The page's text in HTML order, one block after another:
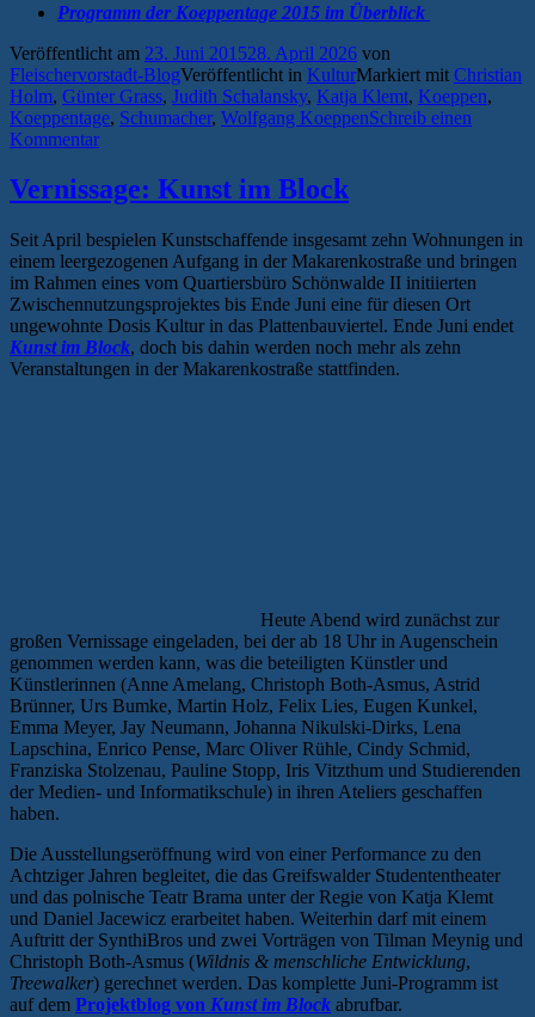
Programm der Koeppentage 2015 im Überblick
Veröffentlicht am 23. Juni 201528. April 2026 von
Fleischervorstadt-BlogVeröffentlicht in KulturMarkiert mit Christian
Holm, Günter Grass, Judith Schalansky, Katja Klemt, Koeppen,
Koeppentage, Schumacher, Wolfgang KoeppenSchreib einen
Kommentar
Vernissage: Kunst im Block
Seit April bespielen Kunstschaffende insgesamt zehn Wohnungen in
einem leergezogenen Aufgang in der Makarenkostraße und bringen
im Rahmen eines vom Quartiersbüro Schönwalde II initiierten
Zwischennutzungsprojektes bis Ende Juni eine für diesen Ort
ungewohnte Dosis Kultur in das Plattenbauviertel. Ende Juni endet
Kunst im Block, doch bis dahin werden noch mehr als zehn
Veranstaltungen in der Makarenkostraße stattfinden.
Heute Abend wird zunächst zur
großen Vernissage eingeladen, bei der ab 18 Uhr in Augenschein
genommen werden kann, was die beteiligten Künstler und
Künstlerinnen (Anne Amelang, Christoph Both-Asmus, Astrid
Brünner, Urs Bumke, Martin Holz, Felix Lies, Eugen Kunkel,
Emma Meyer, Jay Neumann, Johanna Nikulski-Dirks, Lena
Lapschina, Enrico Pense, Marc Oliver Rühle, Cindy Schmid,
Franziska Stolzenau, Pauline Stopp, Iris Vitzthum und Studierenden
der Medien- und Informatikschule) in ihren Ateliers geschaffen
haben.
Die Ausstellungseröffnung wird von einer Performance zu den
Achtziger Jahren begleitet, die das Greifswalder Studententheater
und das polnische Teatr Brama unter der Regie von Katja Klemt
und Daniel Jacewicz erarbeitet haben. Weiterhin darf mit einem
Auftritt der SynthiBros und zwei Vorträgen von Tilman Meynig und
Christoph Both-Asmus (Wildnis & menschliche Entwicklung,
Treewalker) gerechnet werden. Das komplette Juni-Programm ist
auf dem Projektblog von Kunst im Block abrufbar.